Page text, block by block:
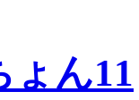
ょん11